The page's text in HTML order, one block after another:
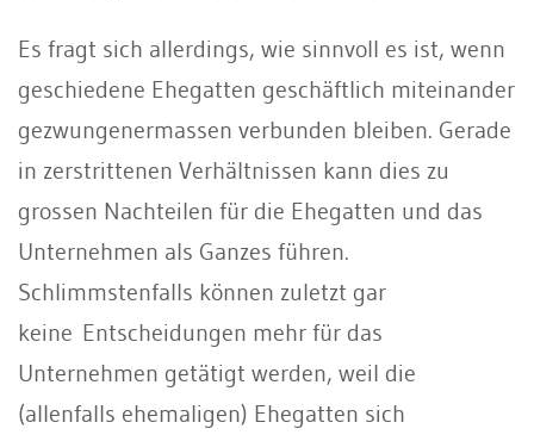
Es fragt sich allerdings, wie sinnvoll es ist, wenn
geschiedene Ehegatten geschäftlich miteinander
gezwungenermassen verbunden bleiben. Gerade
in zerstrittenen Verhältnissen kann dies zu
grossen Nachteilen für die Ehegatten und das
Unternehmen als Ganzes führen.
Schlimmstenfalls können zuletzt gar
keine Entscheidungen mehr für das
Unternehmen getätigt werden, weil die
(allenfalls ehemaligen) Ehegatten sich